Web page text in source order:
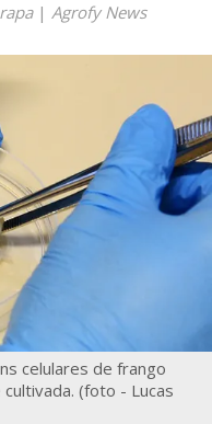
| Agrofy News
celulares de frango
(foto - Lucas